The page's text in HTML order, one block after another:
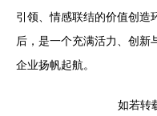
引领、情感联结的价值创造
后，是一个充满活力、创新
企业扬帆起航。
如若转